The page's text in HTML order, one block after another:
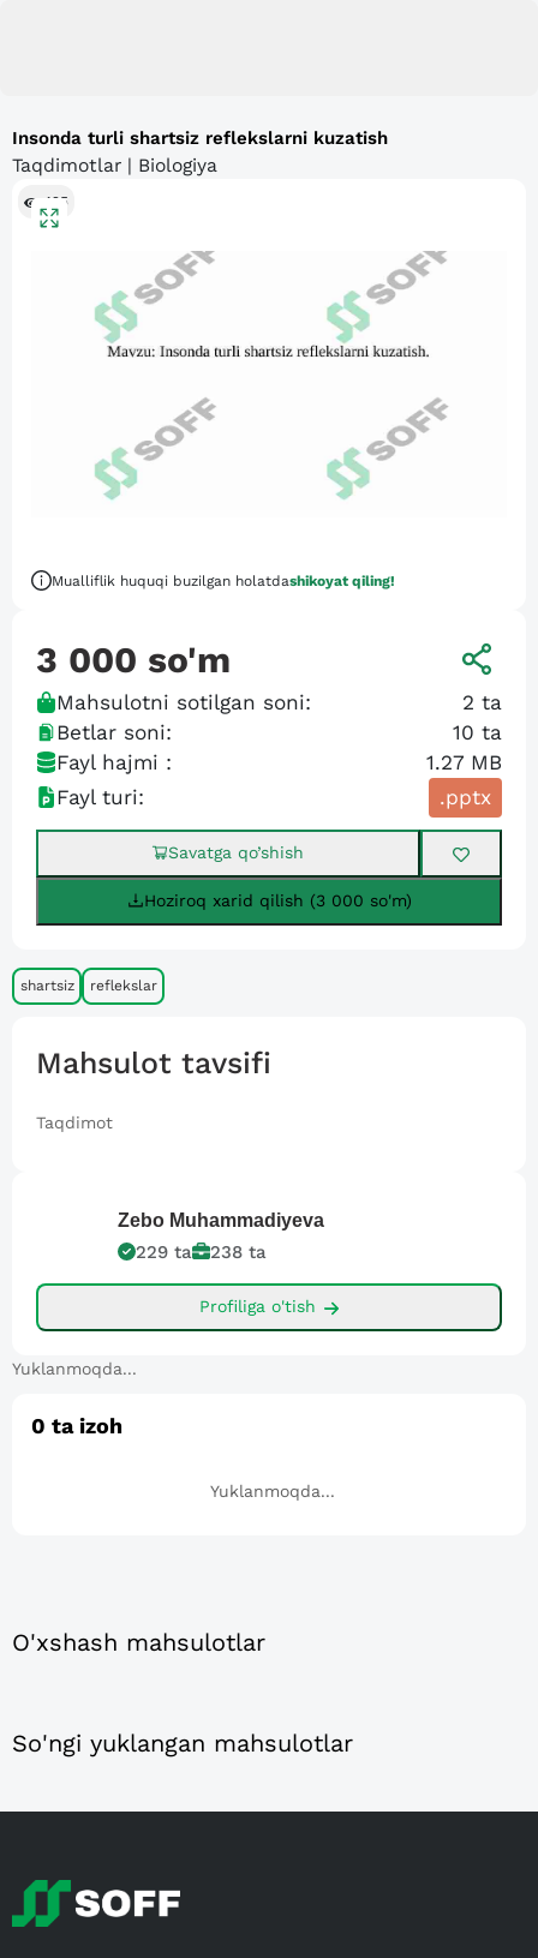
Insonda turli shartsiz reflekslarni kuzatish
Taqdimotlar | Biologiya
425
Mualliflik huquqi buzilgan holatdashikoyat qiling!
3 000 so'm
Mahsulotni sotilgan soni: 2 ta
Betlar soni:
10 ta
Fayl hajmi :
1.27 MB
Fayl turi:
.pptx
Savatga qo’shish
Hoziroq xarid qilish (3 000 so'm)
shartsiz reflekslar
Mahsulot tavsifi
Taqdimot
Zebo Muhammadiyeva
229 ta 238 ta
Profiliga o'tish
Yuklanmoqda...
0 ta izoh
Yuklanmoqda...
O'xshash mahsulotlar
So'ngi yuklangan mahsulotlar